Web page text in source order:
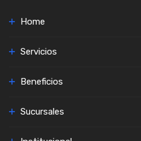
Home
Servicios
Beneficios
Sucursales